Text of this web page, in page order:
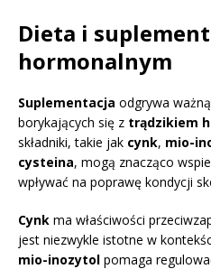
Dieta i
hormonalnym
Suplementacja odgrywa
borykających się z trądzikiem
składniki, takie jak cynk, mio-
cysteina, mogą znacząco
wpływać na poprawę kondycji
Cynk ma właściwości
jest niezwykle istotne w
mio-inozytol pomaga